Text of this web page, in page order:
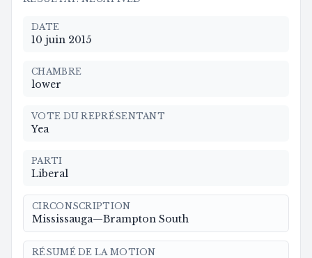
DATE
10 juin 2015
CHAMBRE
lower
VOTE DU REPRÉSENTANT
Yea
PARTI
Liberal
CIRCONSCRIPTION
Mississauga—Brampton South
RÉSUMÉ DE LA MOTION